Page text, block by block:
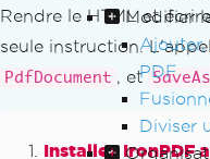
Modifier
PDF
Diviser
Rendre le HTML et
seule instruction.
PdfDocument , et SaveAs
Installez IronPDF